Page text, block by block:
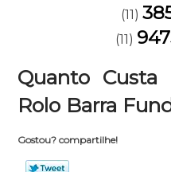
(11)
(11)
Quanto Custa
Rolo Barra
Gostou? compartilhe!